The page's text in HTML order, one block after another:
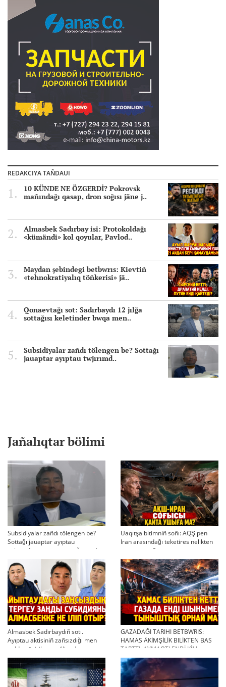
REDAKCIYA TAÑDAUI
10 KÜNDE NE ÖZGERDİ? Pokrovsk
mañındağı qasap, dron soğısı jäne j..
Almasbek Sadırbay isi: Protokoldağı
«kümändi» kol qoyular, Pavlod..
Maydan şebindegi betbwrıs: Kievtiñ
«tehnokratiyalıq töñkerisi» jä..
Qonaevtağı sot: Sadırbaydı 12 jılğa
sottağısı keletinder bwqa men..
Subsidiyalar zañdı tölengen be? Sottağı
jauaptar ayıptau twjırımd..
Jañalıqtar bölimi
Subsidiyalar zañdı tölengen be?
Sottağı jauaptar ayıptau
twjırımdarın qayta qarauğa negiz
bola ala ma?
Uaqıtşa bitimniñ soñı: AQŞ pen
Iran arasındağı teketires nelikten
qayta uşıqtı?
Almasbek Sadırbaydıñ sotı.
Ayıptau aktisiniñ zañsızdığı men
qoldan ösirilgen milliondar
GAZADAĞI TARIHI BETBWRIS:
HAMAS ÄKİMŞİLİK BILİKTEN BAS
TARTTI. AYMAQTI ENDİ KİM
BASQARADI?